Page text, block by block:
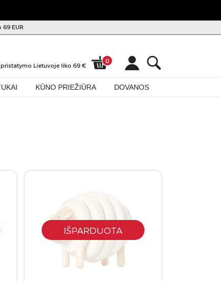
EUR
Lietuvoje liko 69 €
0
KŪNO PRIEŽIŪRA DOVANOS
IŠPARDUOTA